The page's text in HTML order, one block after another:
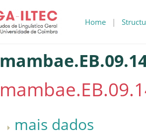
Home |
mais dados